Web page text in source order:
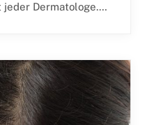
jeder Dermatologe.…